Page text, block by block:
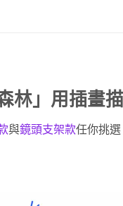
林」用插畫
與鏡頭支架款任你挑選